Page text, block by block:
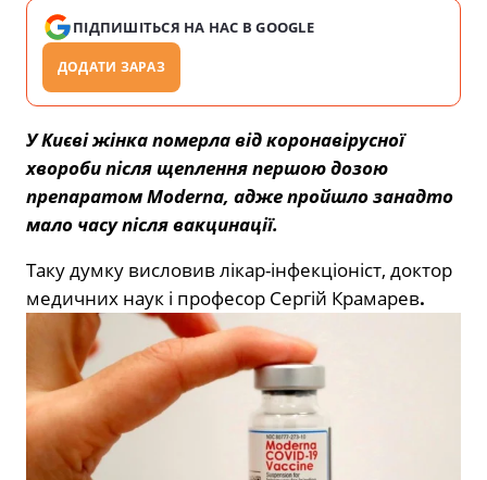
ПІДПИШІТЬСЯ НА НАС В GOOGLE
ДОДАТИ ЗАРАЗ
У Києві жінка померла від коронавірусної
хвороби після щеплення першою дозою
препаратом Moderna, адже пройшло занадто
мало часу після вакцинації.
Таку думку висловив лікар-інфекціоніст, доктор
медичних наук і професор Сергій Крамарев.